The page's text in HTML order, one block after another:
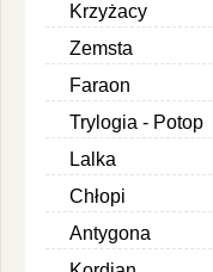
Krzyżacy
Zemsta
Faraon
Trylogia - Potop
Lalka
Chłopi
Antygona